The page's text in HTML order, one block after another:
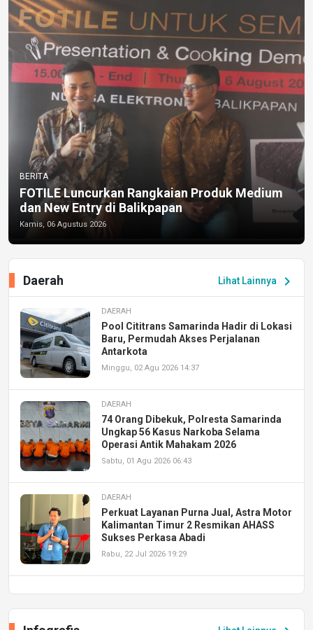
BERITA
FOTILE Luncurkan Rangkaian Produk Medium
dan New Entry di Balikpapan
Kamis, 06 Agustus 2026
Lihat Lainnya chevron_right
Daerah
DAERAH
Pool Cititrans Samarinda Hadir di Lokasi
Baru, Permudah Akses Perjalanan
Antarkota
Minggu, 02 Agu 2026 14:37
DAERAH
74 Orang Dibekuk, Polresta Samarinda
Ungkap 56 Kasus Narkoba Selama
Operasi Antik Mahakam 2026
Sabtu, 01 Agu 2026 06:43
DAERAH
Perkuat Layanan Purna Jual, Astra Motor
Kalimantan Timur 2 Resmikan AHASS
Sukses Perkasa Abadi
Rabu, 22 Jul 2026 19:29